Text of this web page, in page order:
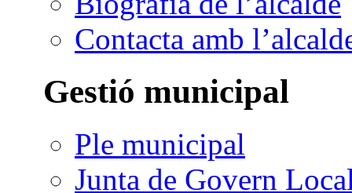
Contacta amb
Gestió municipal
Ple municipal
Junta de Govern